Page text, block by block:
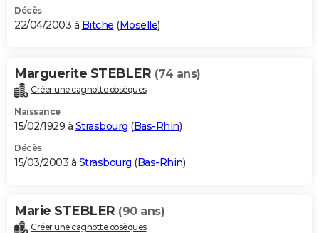
Décès
22/04/2003 à Bitche (Moselle)
Marguerite STEBLER (74 ans)
Créer une cagnotte obsèques
Naissance
15/02/1929 à Strasbourg (Bas-Rhin)
Décès
15/03/2003 à Strasbourg (Bas-Rhin)
Marie STEBLER (90 ans)
Créer une cagnotte obsèques